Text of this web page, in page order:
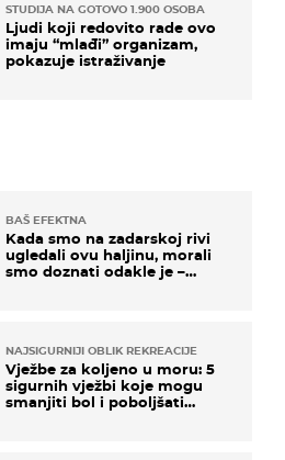
STUDIJA NA GOTOVO 1.900 OSOBA
Ljudi koji redovito rade ovo
imaju “mlađi” organizam,
pokazuje istraživanje
BAŠ EFEKTNA
Kada smo na zadarskoj rivi
ugledali ovu haljinu, morali
smo doznati odakle je –
NAJSIGURNIJI OBLIK REKREACIJE
Vježbe za koljeno u moru: 5
sigurnih vježbi koje mogu
smanjiti bol i poboljšati